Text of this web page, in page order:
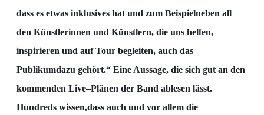
dass es etwas inklusives hat und zum Beispielneben all
den Künstlerinnen und Künstlern, die uns helfen,
inspirieren und auf Tour begleiten, auch das
Publikumdazu gehört.“ Eine Aussage, die sich gut an den
kommenden Live–Plänen der Band ablesen lässt.
Hundreds wissen,dass auch und vor allem die